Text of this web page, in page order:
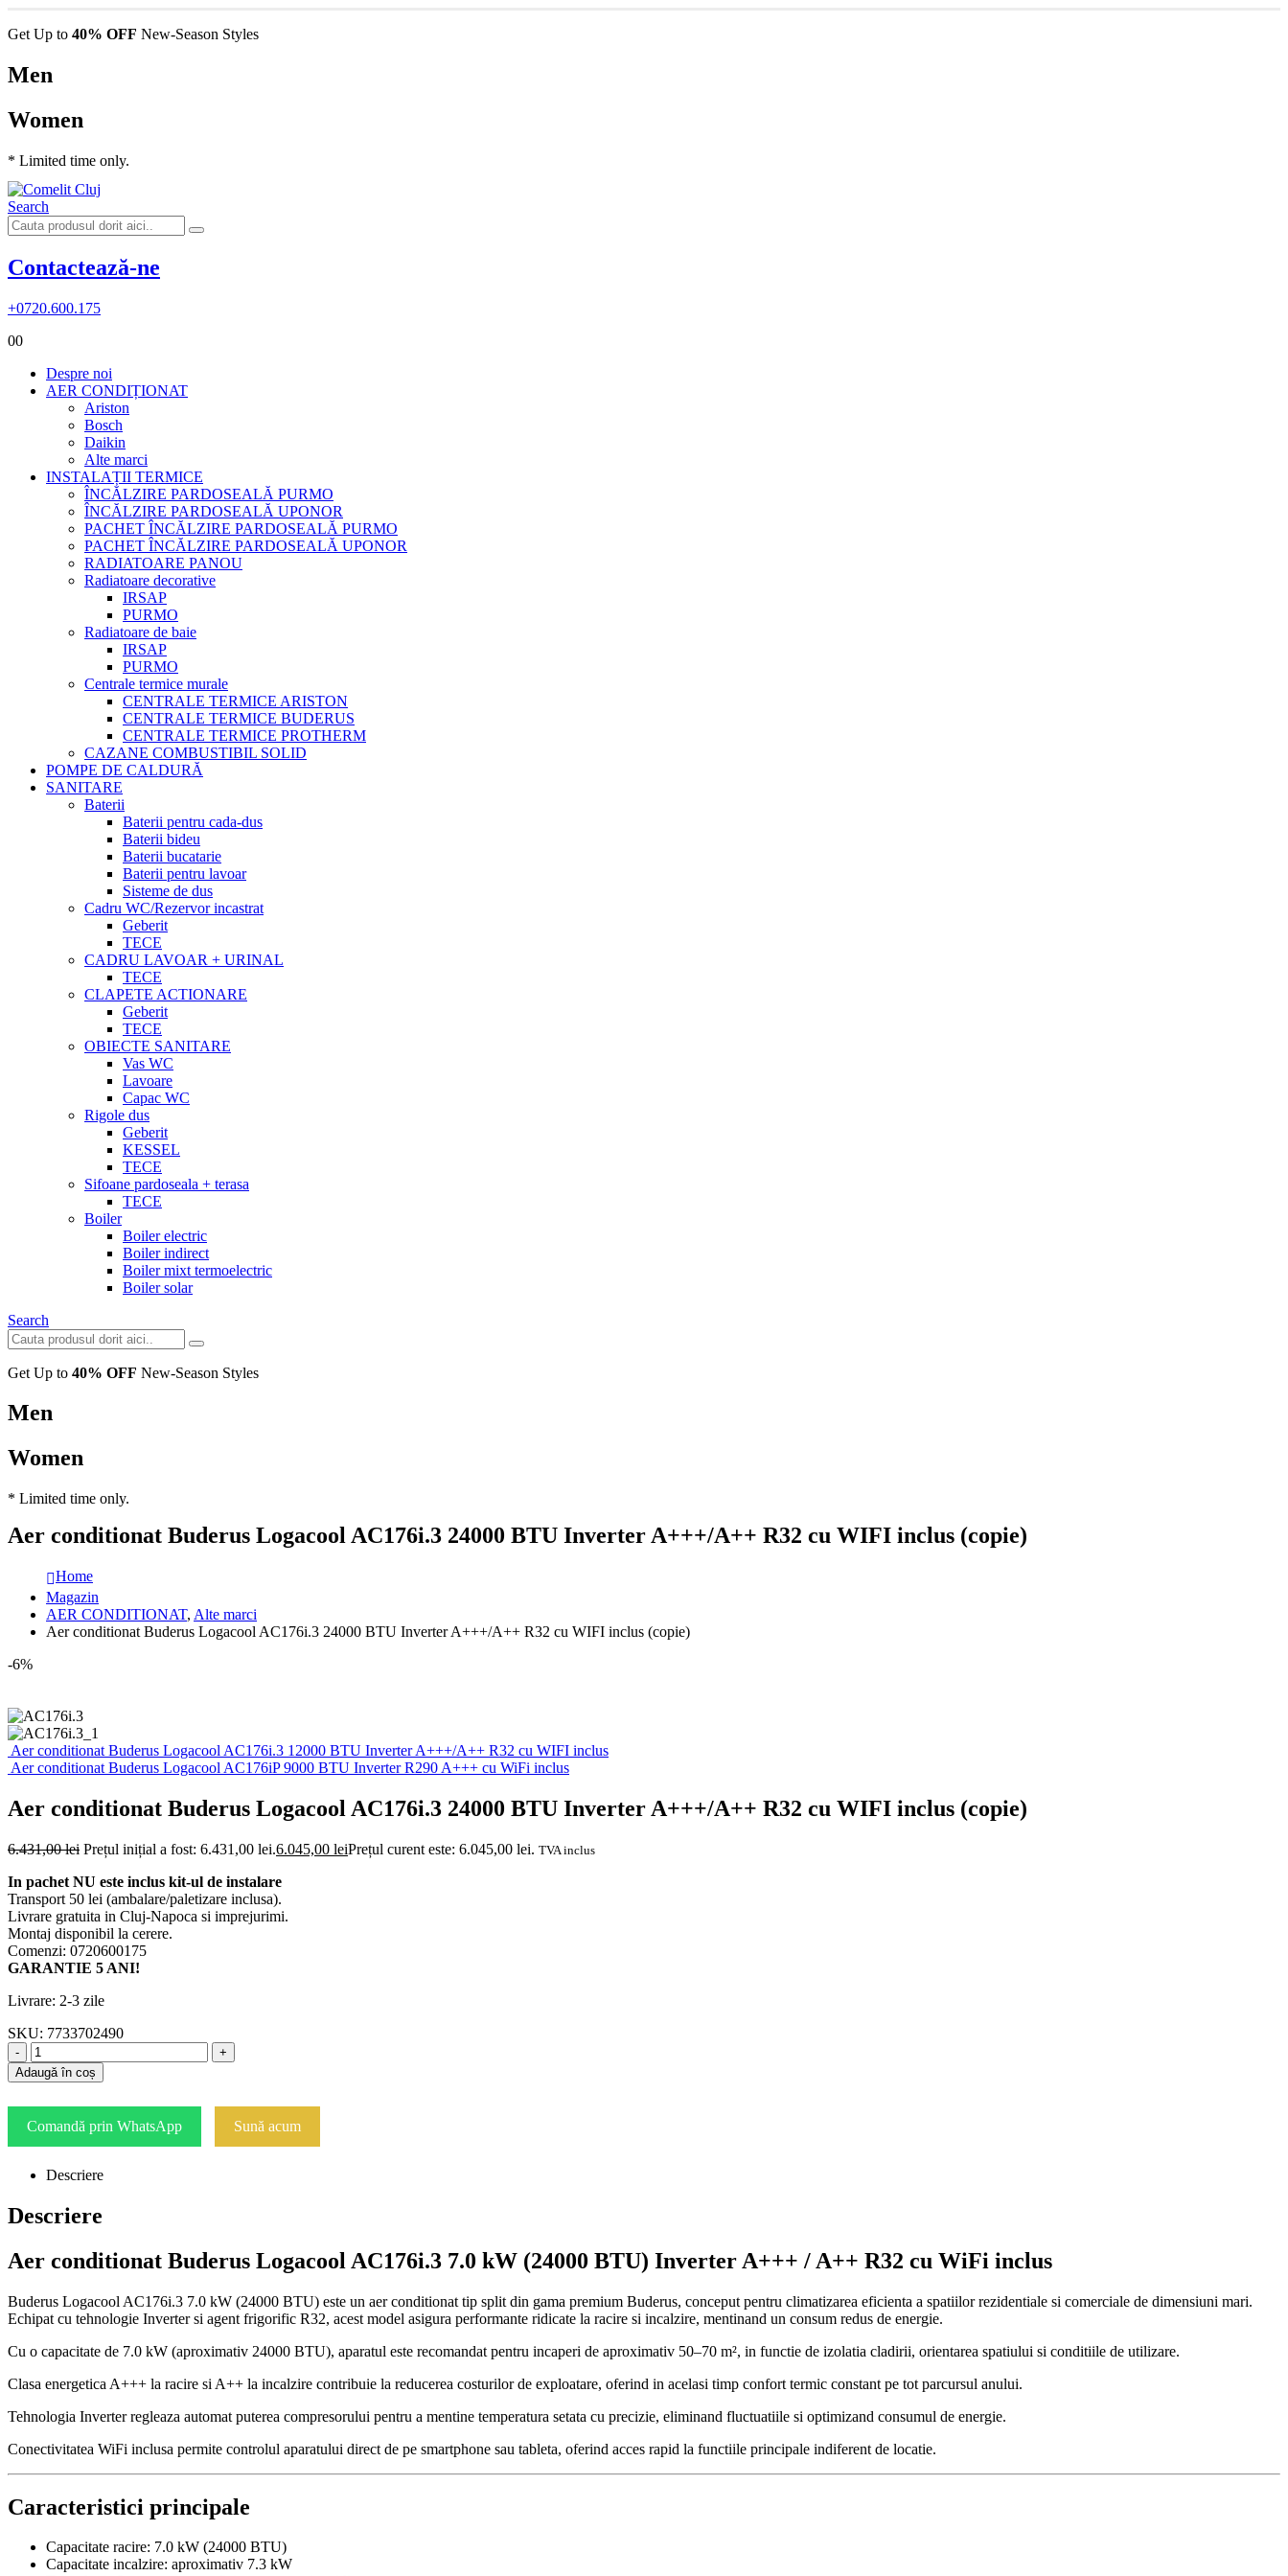
Get Up to 40% OFF New-Season Styles
Men
Women
* Limited time only.
Search
Contactează-ne
+0720.600.175
00
Despre noi
AER CONDIȚIONAT
Ariston
Bosch
Daikin
Alte marci
INSTALAȚII TERMICE
ÎNCĂLZIRE PARDOSEALĂ PURMO
ÎNCĂLZIRE PARDOSEALĂ UPONOR
PACHET ÎNCĂLZIRE PARDOSEALĂ PURMO
PACHET ÎNCĂLZIRE PARDOSEALĂ UPONOR
RADIATOARE PANOU
Radiatoare decorative
IRSAP
PURMO
Radiatoare de baie
IRSAP
PURMO
Centrale termice murale
CENTRALE TERMICE ARISTON
CENTRALE TERMICE BUDERUS
CENTRALE TERMICE PROTHERM
CAZANE COMBUSTIBIL SOLID
POMPE DE CALDURĂ
SANITARE
Baterii
Baterii pentru cada-dus
Baterii bideu
Baterii bucatarie
Baterii pentru lavoar
Sisteme de dus
Cadru WC/Rezervor incastrat
Geberit
TECE
CADRU LAVOAR + URINAL
TECE
CLAPETE ACTIONARE
Geberit
TECE
OBIECTE SANITARE
Vas WC
Lavoare
Capac WC
Rigole dus
Geberit
KESSEL
TECE
Sifoane pardoseala + terasa
TECE
Boiler
Boiler electric
Boiler indirect
Boiler mixt termoelectric
Boiler solar
Search
Get Up to 40% OFF New-Season Styles
Men
Women
* Limited time only.
Aer conditionat Buderus Logacool AC176i.3 24000 BTU Inverter A+++/A++ R32 cu WIFI inclus (copie)
Home
Magazin
AER CONDITIONAT, Alte marci
Aer conditionat Buderus Logacool AC176i.3 24000 BTU Inverter A+++/A++ R32 cu WIFI inclus (copie)
-6%
Aer conditionat Buderus Logacool AC176i.3 12000 BTU Inverter A+++/A++ R32 cu WIFI inclus
Aer conditionat Buderus Logacool AC176iP 9000 BTU Inverter R290 A+++ cu WiFi inclus
Aer conditionat Buderus Logacool AC176i.3 24000 BTU Inverter A+++/A++ R32 cu WIFI inclus (copie)
6.431,00lei Prețul inițial a fost: 6.431,00 lei.6.045,00 leiPrețul curent este: 6.045,00 lei. TVA inclus
In pachet NU este inclus kit-ul de instalare
Transport 50 lei (ambalare/paletizare inclusa).
Livrare gratuita in Cluj-Napoca si imprejurimi.
Montaj disponibil la cerere.
Comenzi: 0720600175
GARANTIE 5 ANI!
Livrare: 2-3 zile
SKU: 7733702490
-
+
Adaugă în coș
Comandă prin WhatsApp Sună acum
Descriere
Descriere
Aer conditionat Buderus Logacool AC176i.3 7.0 kW (24000 BTU) Inverter A+++ / A++ R32 cu WiFi inclus
Buderus Logacool AC176i.3 7.0 kW (24000 BTU) este un aer conditionat tip split din gama premium Buderus, conceput pentru climatizarea eficienta a spatiilor rezidentiale si comerciale de dimensiuni mari.
Echipat cu tehnologie Inverter si agent frigorific R32, acest model asigura performante ridicate la racire si incalzire, mentinand un consum redus de energie.
Cu o capacitate de 7.0 kW (aproximativ 24000 BTU), aparatul este recomandat pentru incaperi de aproximativ 50–70 m², in functie de izolatia cladirii, orientarea spatiului si conditiile de utilizare.
Clasa energetica A+++ la racire si A++ la incalzire contribuie la reducerea costurilor de exploatare, oferind in acelasi timp confort termic constant pe tot parcursul anului.
Tehnologia Inverter regleaza automat puterea compresorului pentru a mentine temperatura setata cu precizie, eliminand fluctuatiile si optimizand consumul de energie.
Conectivitatea WiFi inclusa permite controlul aparatului direct de pe smartphone sau tableta, oferind acces rapid la functiile principale indiferent de locatie.
Caracteristici principale
Capacitate racire: 7.0 kW (24000 BTU)
Capacitate incalzire: aproximativ 7.3 kW